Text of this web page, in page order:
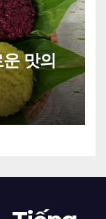
맛의